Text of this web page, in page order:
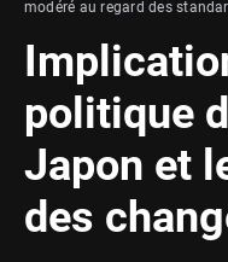
modéré au regard des
politique
Japon et
des